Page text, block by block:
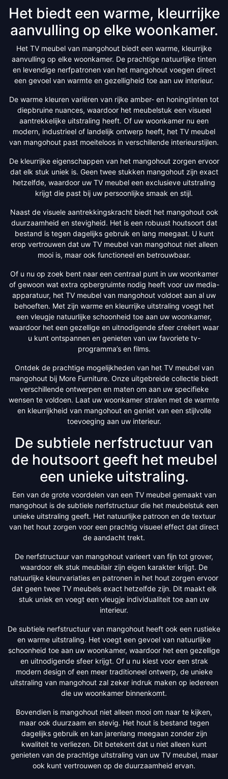
Het biedt een warme, kleurrijke
aanvulling op elke woonkamer.
Het TV meubel van mangohout biedt een warme, kleurrijke
aanvulling op elke woonkamer. De prachtige natuurlijke tinten
en levendige nerfpatronen van het mangohout voegen direct
een gevoel van warmte en gezelligheid toe aan uw interieur.
De warme kleuren variëren van rijke amber- en honingtinten tot
diepbruine nuances, waardoor het meubelstuk een visueel
aantrekkelijke uitstraling heeft. Of uw woonkamer nu een
modern, industrieel of landelijk ontwerp heeft, het TV meubel
van mangohout past moeiteloos in verschillende interieurstijlen.
De kleurrijke eigenschappen van het mangohout zorgen ervoor
dat elk stuk uniek is. Geen twee stukken mangohout zijn exact
hetzelfde, waardoor uw TV meubel een exclusieve uitstraling
krijgt die past bij uw persoonlijke smaak en stijl.
Naast de visuele aantrekkingskracht biedt het mangohout ook
duurzaamheid en stevigheid. Het is een robuust houtsoort dat
bestand is tegen dagelijks gebruik en lang meegaat. U kunt
erop vertrouwen dat uw TV meubel van mangohout niet alleen
mooi is, maar ook functioneel en betrouwbaar.
Of u nu op zoek bent naar een centraal punt in uw woonkamer
of gewoon wat extra opbergruimte nodig heeft voor uw media-
apparatuur, het TV meubel van mangohout voldoet aan al uw
behoeften. Met zijn warme en kleurrijke uitstraling voegt het
een vleugje natuurlijke schoonheid toe aan uw woonkamer,
waardoor het een gezellige en uitnodigende sfeer creëert waar
u kunt ontspannen en genieten van uw favoriete tv-
programma’s en films.
Ontdek de prachtige mogelijkheden van het TV meubel van
mangohout bij More Furniture. Onze uitgebreide collectie biedt
verschillende ontwerpen en maten om aan uw specifieke
wensen te voldoen. Laat uw woonkamer stralen met de warmte
en kleurrijkheid van mangohout en geniet van een stijlvolle
toevoeging aan uw interieur.
De subtiele nerfstructuur van
de houtsoort geeft het meubel
een unieke uitstraling.
Een van de grote voordelen van een TV meubel gemaakt van
mangohout is de subtiele nerfstructuur die het meubelstuk een
unieke uitstraling geeft. Het natuurlijke patroon en de textuur
van het hout zorgen voor een prachtig visueel effect dat direct
de aandacht trekt.
De nerfstructuur van mangohout varieert van fijn tot grover,
waardoor elk stuk meubilair zijn eigen karakter krijgt. De
natuurlijke kleurvariaties en patronen in het hout zorgen ervoor
dat geen twee TV meubels exact hetzelfde zijn. Dit maakt elk
stuk uniek en voegt een vleugje individualiteit toe aan uw
interieur.
De subtiele nerfstructuur van mangohout heeft ook een rustieke
en warme uitstraling. Het voegt een gevoel van natuurlijke
schoonheid toe aan uw woonkamer, waardoor het een gezellige
en uitnodigende sfeer krijgt. Of u nu kiest voor een strak
modern design of een meer traditioneel ontwerp, de unieke
uitstraling van mangohout zal zeker indruk maken op iedereen
die uw woonkamer binnenkomt.
Bovendien is mangohout niet alleen mooi om naar te kijken,
maar ook duurzaam en stevig. Het hout is bestand tegen
dagelijks gebruik en kan jarenlang meegaan zonder zijn
kwaliteit te verliezen. Dit betekent dat u niet alleen kunt
genieten van de prachtige uitstraling van uw TV meubel, maar
ook kunt vertrouwen op de duurzaamheid ervan.